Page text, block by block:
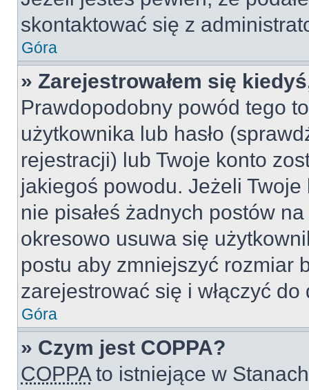
skontaktować się z
Góra
» Zarejestrowałem się
Prawdopodobny powód tego
użytkownika lub hasło
rejestracji) lub Twoje konto
jakiegoś powodu. Jeżeli
nie pisałeś żadnych postów
okresowo usuwa się
postu aby zmniejszyć rozmiar
zarejestrować się i włączyć
Góra
» Czym jest COPPA?
COPPAto istniejące w